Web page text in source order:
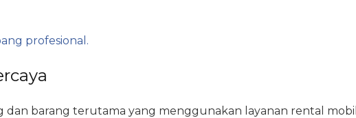
profesional.
dan barang terutama yang menggunakan layanan rental mobil